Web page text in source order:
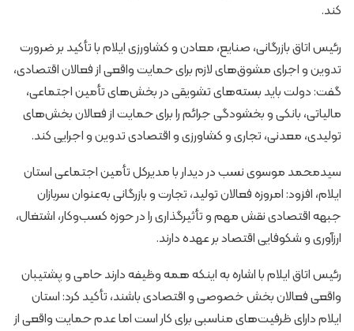
کند.
رئیس اتاق بازرگانی، صنایع، معادن و کشاورزی ایلام با تأکید بر ضرورت
تدوین و اجرای مشوق‌های لازم برای حمایت واقعی از فعالان اقتصادی،
گفت: دولت باید بسته‌های تشویقی در بخش‌های تأمین اجتماعی،
مالیاتی، بانکی و بخشودگی جرائم را برای حمایت از فعالان بخش‌های
تولیدی، معدنی، تجاری و کشاورزی و اقتصادی تدوین و اجرایی کند.
سیدمحمد موسوی نسب در دیدار با مدیرکل تأمین اجتماعی استان
ایلام، افزود: امروزه فعالان تولید، تجارت و بازرگانی به‌عنوان سربازان
جبهه اقتصادی نقش مهم و تأثیرگذاری را در حوزه کسب‌وکار، اشتغال،
ارزآوری و شکوفایی اقتصاد بر عهده دارند.
رئیس اتاق ایلام با اشاره به اینکه همه وظیفه دارند حامی و پشتیبان
واقعی فعالان بخش خصوصی و اقتصادی باشند، تأکید کرد: استان
ایلام دارای ظرفیت‌های مناسبی برای کار است اما عدم حمایت واقعی از